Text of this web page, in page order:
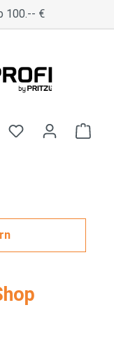
100.-- €